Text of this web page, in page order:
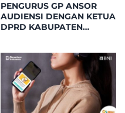
PENGURUS GP ANSOR
AUDIENSI DENGAN KETUA
DPRD KABUPATEN
KEBANGSAAN